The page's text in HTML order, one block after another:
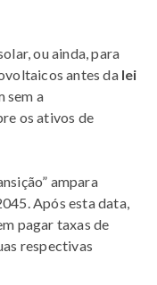
ou ainda, para
antes dalei
sem a
os ativos de
ampara
Após esta data,
pagar taxas de
respectivas